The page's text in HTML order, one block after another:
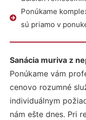
Ponúkame
sú priamo v
Sanácia muriva z
Ponúkame vám
cenovo rozumné
individuálnym
nám ešte dnes. Pri